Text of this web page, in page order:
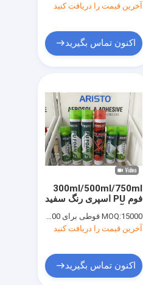
آخرین قیمت را دریافت کنید
اکنون تماس بگیرید
300ml/500ml/750ml
فوم PU اسپری رنگ سفید
عایق MOQ:15000 قوطی برای OEM، 6000 قوطی برای برند Aristo
آخرین قیمت را دریافت کنید
اکنون تماس بگیرید